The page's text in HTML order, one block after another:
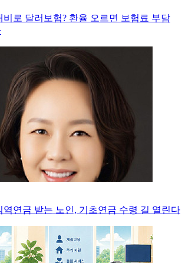
비로 달러보험? 환율 오르면 보험료 부담
역연금 받는 노인, 기초연금 수령 길 열린다